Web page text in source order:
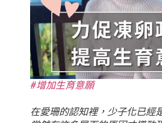
#增加生育意願
在愛珊的認知裡，少子化已經